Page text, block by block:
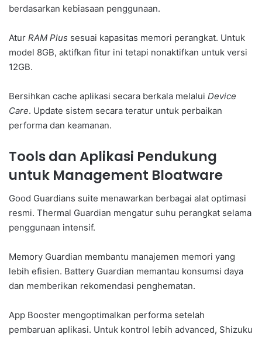
berdasarkan kebiasaan penggunaan.
Atur RAM Plus sesuai kapasitas memori perangkat. Untuk
model 8GB, aktifkan fitur ini tetapi nonaktifkan untuk versi
12GB.
Bersihkan cache aplikasi secara berkala melalui Device
Care. Update sistem secara teratur untuk perbaikan
performa dan keamanan.
Tools dan Aplikasi Pendukung
untuk Management Bloatware
Good Guardians suite menawarkan berbagai alat optimasi
resmi. Thermal Guardian mengatur suhu perangkat selama
penggunaan intensif.
Memory Guardian membantu manajemen memori yang
lebih efisien. Battery Guardian memantau konsumsi daya
dan memberikan rekomendasi penghematan.
App Booster mengoptimalkan performa setelah
pembaruan aplikasi. Untuk kontrol lebih advanced, Shizuku